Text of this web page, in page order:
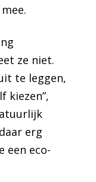
ze niet.
te leggen,
kiezen”,
erg
een eco-